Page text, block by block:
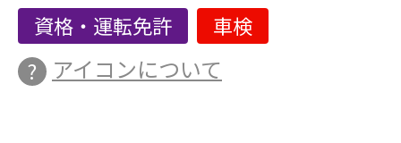
資格・運転免許 車検
アイコンについて